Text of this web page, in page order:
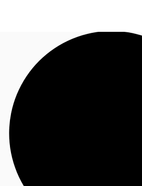
Blog
Données marchés
Appelez maintenant